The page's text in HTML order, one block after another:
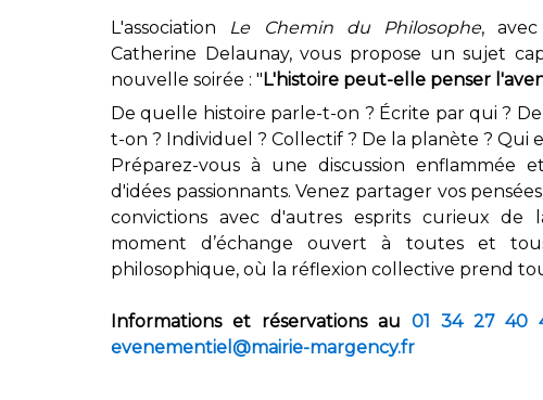
L'association Le Chemin du Philosophe,
Catherine Delaunay, vous propose un sujet
nouvelle soirée : "L'histoire peut-elle penser
De quelle histoire parle-t-on ? Écrite par qui ?
t-on ? Individuel ? Collectif ? De la planète ? Qui
Préparez-vous à une discussion enflammée
d'idées passionnants. Venez partager vos
convictions avec d'autres esprits curieux de
moment d’échange ouvert à toutes et
philosophique, où la réflexion collective prend
Informations et réservations au 01 34 27 40
evenementiel@mairie-margency.fr